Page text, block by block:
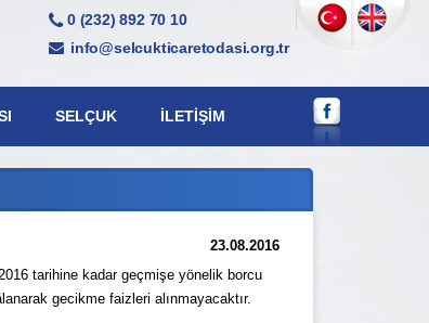
0 (232) 892 70 10
info@selcukticaretodasi.org.tr
SELÇUK İLETIŞIM
23.08.2016
tarihine kadar geçmişe yönelik borcu
gecikme faizleri alınmayacaktır.